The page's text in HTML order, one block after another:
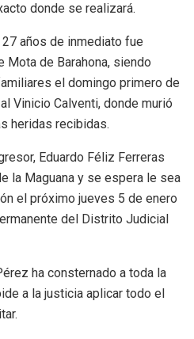
donde se realizará.
años de inmediato fue
Mota de Barahona, siendo
el domingo primero de
Vinicio Calventi, donde murió
heridas recibidas.
Eduardo Féliz Ferreras
la Maguana y se espera le sea
el próximo jueves 5 de enero
del Distrito Judicial
ha consternado a toda la
a la justicia aplicar todo el